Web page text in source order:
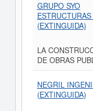
GRUPO SYO
(EXTINGUIDA)
LA
DE OBRAS
NEGRIL
(EXTINGUIDA)